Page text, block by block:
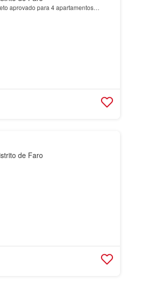
aprovado para 4 apartamentos…
de Faro